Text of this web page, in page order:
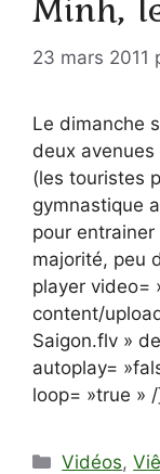
23 mars 2011
Le dimanche
deux avenues
(les touristes
gymnastique
pour
majorité, peu
player video=
content/
Saigon.flv »
autoplay=
loop= »true »
Catégories
Vidéos,